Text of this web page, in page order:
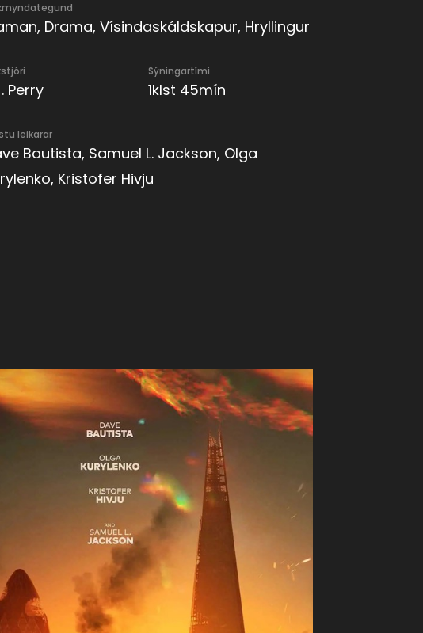
Drama, Vísindaskáldskapur, Hryllingur
Perry
Sýningartími
1klst 45mín
leikarar
Bautista, Samuel L. Jackson, Olga
Kristofer Hivju